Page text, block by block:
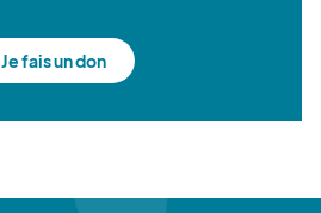
Je fais un don